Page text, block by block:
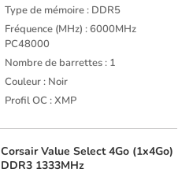
Type de mémoire : DDR5
Fréquence (MHz) : 6000MHz
PC48000
Nombre de barrettes : 1
Couleur : Noir
Profil OC : XMP
CorsairValue Select 4Go (1x4Go)
DDR3 1333MHz